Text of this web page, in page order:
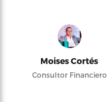
Moises Cortés
Consultor Financiero